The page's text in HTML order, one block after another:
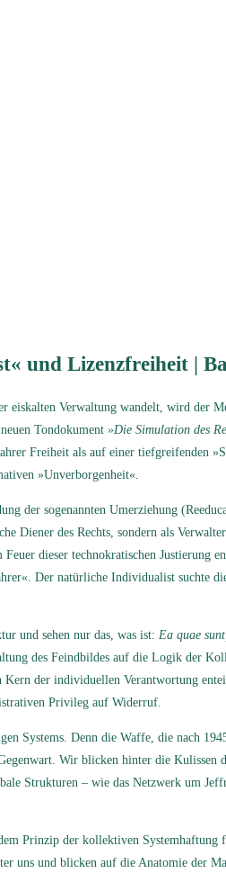
und Lizenzfreiheit |
eiskalten Verwaltung wandelt, wird der
Tondokument »Die Simulation des
Freiheit als auf einer tiefgreifenden
»Unverborgenheit«.
der sogenannten Umerziehung
Diener des Rechts, sondern als
dieser technokratischen Justierung
Der natürliche Individualist suchte
und sehen nur das, was ist: Ea quae
des Feindbildes auf die Logik der
Kern der individuellen Verantwortung
Privileg auf Widerruf.
Systems. Denn die Waffe, die nach
Wir blicken hinter die Kulissen
Strukturen – wie das Netzwerk um
Prinzip der kollektiven Systemhaftung
uns und blicken auf die Anatomie der